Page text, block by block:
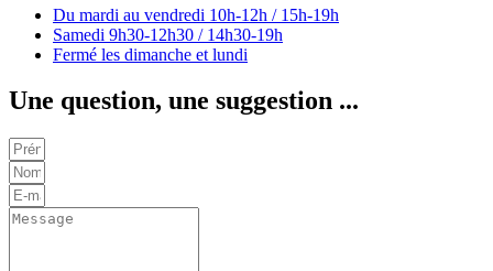
Du mardi au vendredi 10h-12h / 15h-19h
Samedi 9h30-12h30 / 14h30-19h
Fermé les dimanche et lundi
Une question, une suggestion ...